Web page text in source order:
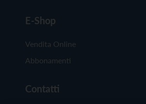
E-Shop
Vendita Online
Abbonamenti
Contatti